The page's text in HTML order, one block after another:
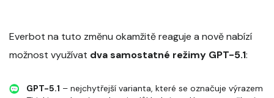
Everbot na tuto změnu okamžitě reaguje a nově nabízí
možnost využívat dva samostatné režimy GPT-5.1:
GPT-5.1 – nejchytřejší varianta, které se označuje výrazem